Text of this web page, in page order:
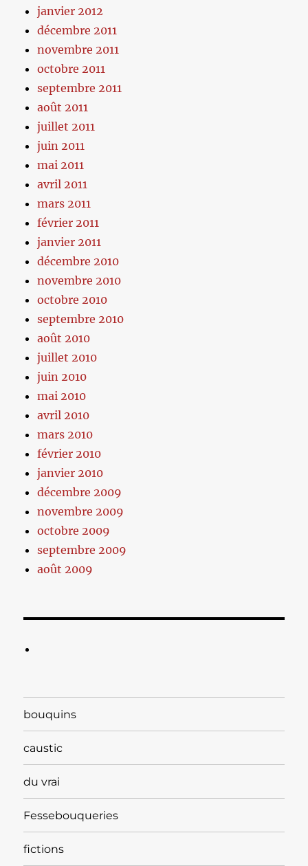
janvier 2012
décembre 2011
novembre 2011
octobre 2011
septembre 2011
août 2011
juillet 2011
juin 2011
mai 2011
avril 2011
mars 2011
février 2011
janvier 2011
décembre 2010
novembre 2010
octobre 2010
septembre 2010
août 2010
juillet 2010
juin 2010
mai 2010
avril 2010
mars 2010
février 2010
janvier 2010
décembre 2009
novembre 2009
octobre 2009
septembre 2009
août 2009
bouquins
caustic
du vrai
Fessebouqueries
fictions